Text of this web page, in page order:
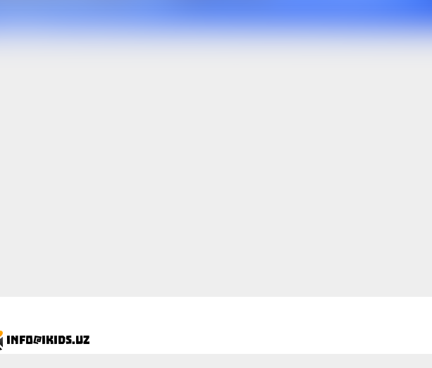
info@ikids.uz